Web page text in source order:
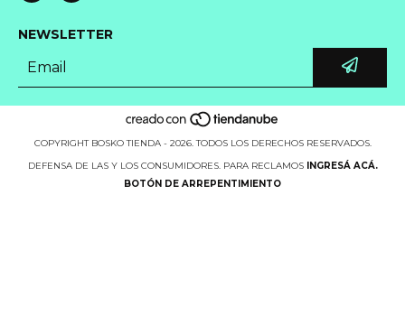
NEWSLETTER
COPYRIGHT BOSKO TIENDA - 2026. TODOS LOS DERECHOS RESERVADOS.
DEFENSA DE LAS Y LOS CONSUMIDORES. PARA RECLAMOS INGRESÁ ACÁ.
BOTÓN DE ARREPENTIMIENTO